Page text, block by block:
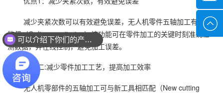
减少夹紧次数可以有效避免误差，无人机零件五轴加工有在线
监督（Online monitoring）该功能可在零件加工的关键时刻准确检
测数据，并在线控制，避免加工误差。
优点二:减少零件加工工艺，提高加工效率
无人机零部件的五轴加工可与新工具相匹配（New cutting
可以介绍下你们的产品么？